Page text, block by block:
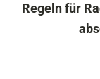
Regeln für